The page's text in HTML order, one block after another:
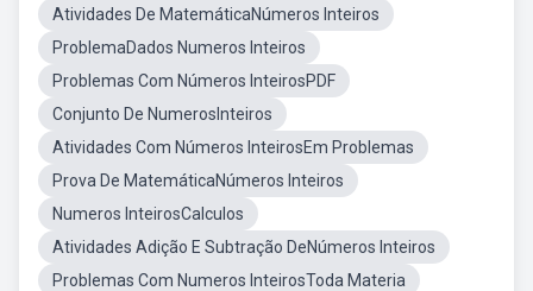
Atividades De MatemáticaNúmeros Inteiros
ProblemaDados Numeros Inteiros
Problemas Com Números InteirosPDF
Conjunto De NumerosInteiros
Atividades Com Números InteirosEm Problemas
Prova De MatemáticaNúmeros Inteiros
Numeros InteirosCalculos
Atividades Adição E Subtração DeNúmeros Inteiros
Problemas Com Numeros InteirosToda Materia